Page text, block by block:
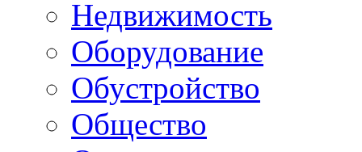
Недвижимость
Оборудование
Обустройство
Общество